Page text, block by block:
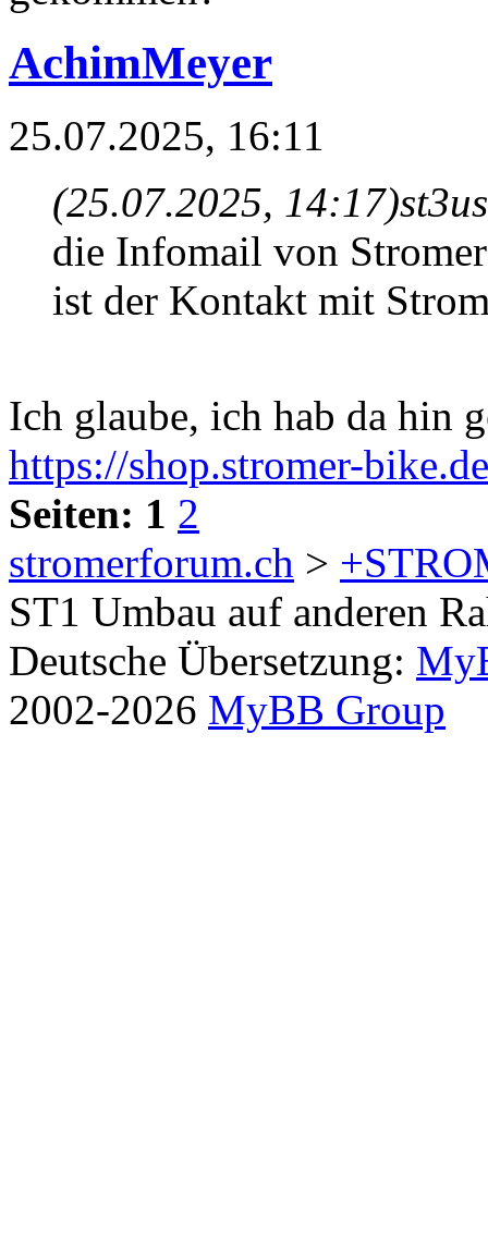
AchimMeyer
25.07.2025, 16:11
(25.07.2025, 14:17)
die Infomail von
ist der Kontakt mit
Ich glaube, ich hab da hin
https://shop.stromer-
Seiten: 1 2
stromerforum.ch >
ST1 Umbau auf anderen
Deutsche Übersetzung:
2002-2026 MyBB Group